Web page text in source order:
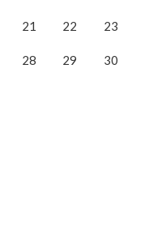
21 22 23
28 29 30